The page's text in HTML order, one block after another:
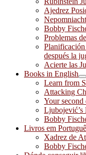
Ajedrez
Bobby
Problemas
Planificación
después la
Acierte las
Books in English
Learn from
Attacking
Your second
Ljubojević’s
Bobby
Livros em
Xadrez de
Bobby